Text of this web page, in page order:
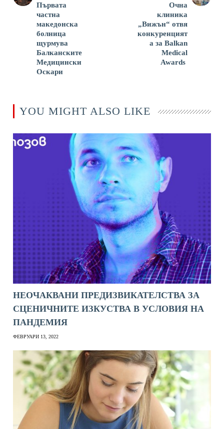
Първата
частна
македонска
болница
щурмува
Балканските
Медицински
Оскари
Очна
клиника
„Вижън“ отвя
конкуренцият
а за Balkan
Medical
Awards
YOU MIGHT ALSO LIKE
НЕОЧАКВАНИ ПРЕДИЗВИКАТЕЛСТВА ЗА
СЦЕНИЧНИТЕ ИЗКУСТВА В УСЛОВИЯ НА
ПАНДЕМИЯ
ФЕВРУАРИ 13, 2022